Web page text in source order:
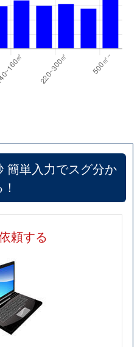
簡単入力でスグ分か
頼する